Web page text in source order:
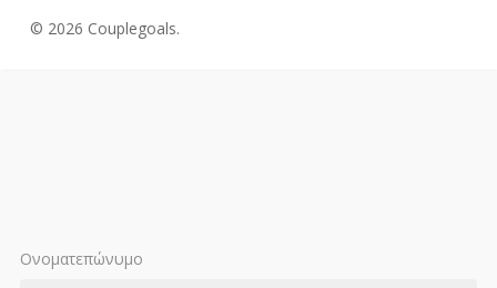
© 2026 Couplegoals.
Ονοματεπώνυμο